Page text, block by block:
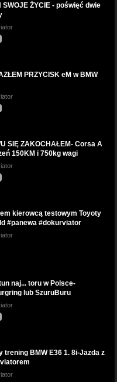
SWOJE ŻYCIE - poświęć dwie
PRZYCISK eM w BMW
SIĘ ZAKOCHAŁEM- Corsa A
150KM i 750kg wagi
kierowcą testowym Toyoty
#panewa #dokurviator
naj... toru w Polsce-
lub SzuruBuru
trening BMW E36 1. 8i-Jazda z